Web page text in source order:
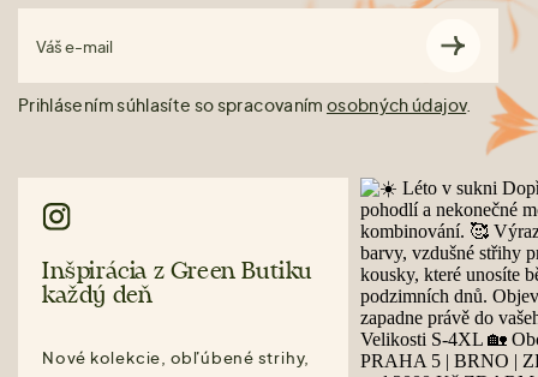
Váš e-mail
Prihlásením súhlasíte so spracovaním osobných údajov.
Inšpirácia z Green Butiku
každý deň
Nové kolekcie, obľúbené strihy,